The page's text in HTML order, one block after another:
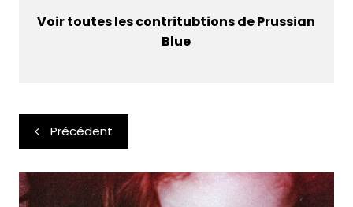
Voir toutes les contritubtions de Prussian
Blue
Navigation
de
l’article
Précédent